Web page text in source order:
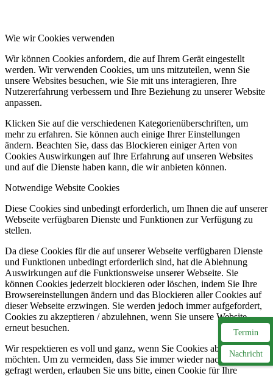
Wie wir Cookies verwenden
Wir können Cookies anfordern, die auf Ihrem Gerät eingestellt
werden. Wir verwenden Cookies, um uns mitzuteilen, wenn Sie
unsere Websites besuchen, wie Sie mit uns interagieren, Ihre
Nutzererfahrung verbessern und Ihre Beziehung zu unserer Website
anpassen.
Klicken Sie auf die verschiedenen Kategorienüberschriften, um
mehr zu erfahren. Sie können auch einige Ihrer Einstellungen
ändern. Beachten Sie, dass das Blockieren einiger Arten von
Cookies Auswirkungen auf Ihre Erfahrung auf unseren Websites
und auf die Dienste haben kann, die wir anbieten können.
Notwendige Website Cookies
Diese Cookies sind unbedingt erforderlich, um Ihnen die auf unserer
Webseite verfügbaren Dienste und Funktionen zur Verfügung zu
stellen.
Da diese Cookies für die auf unserer Webseite verfügbaren Dienste
und Funktionen unbedingt erforderlich sind, hat die Ablehnung
Auswirkungen auf die Funktionsweise unserer Webseite. Sie
können Cookies jederzeit blockieren oder löschen, indem Sie Ihre
Browsereinstellungen ändern und das Blockieren aller Cookies auf
dieser Webseite erzwingen. Sie werden jedoch immer aufgefordert,
Cookies zu akzeptieren / abzulehnen, wenn Sie unsere Website
erneut besuchen.
Wir respektieren es voll und ganz, wenn Sie Cookies ablehnen
möchten. Um zu vermeiden, dass Sie immer wieder nach Cookies
gefragt werden, erlauben Sie uns bitte, einen Cookie für Ihre
Termin
Nachricht